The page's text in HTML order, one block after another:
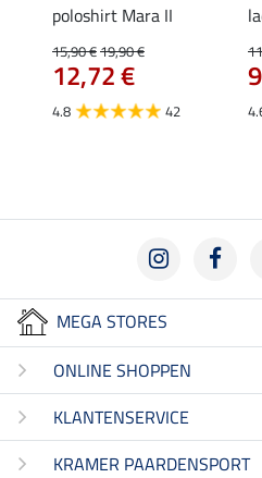
poloshirt Mara II
15,90 €19,90 €
12,72 €
4.8 42
MEGA STORES
ONLINE SHOPPEN
KLANTENSERVICE
KRAMER PAARDENSPORT